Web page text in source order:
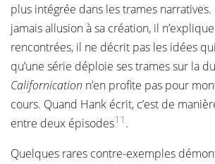
plus intégrée dans les trames
jamais allusion à sa création, il
rencontrées, il ne décrit pas les idées
qu’une série déploie ses trames sur la
Californication n’en profite pas pour
cours. Quand Hank écrit, c’est de
entre deux épisodes11 .
Quelques rares contre-exemples